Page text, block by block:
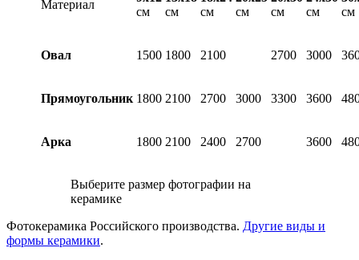
Материал
см
см
см
см
см
см
см
Овал 1500 1800 2100 2700 3000
Прямоугольник 1800 2100 2700 3000 3300 3600
Арка 1800 2100 2400 2700 3600
Выберите размер фотографии на
керамике
Фотокерамика Российского производства. Другие виды и
формы керамики.